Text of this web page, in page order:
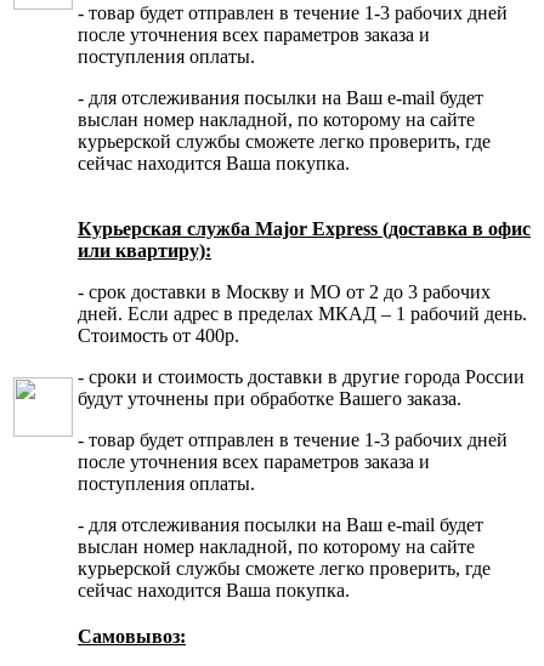
- товар будет отправлен в течение 1-3 рабочих дней
после уточнения всех параметров заказа и
поступления оплаты.
- для отслеживания посылки на Ваш e-mail будет
выслан номер накладной, по которому на сайте
курьерской службы сможете легко проверить, где
сейчас находится Ваша покупка.
Курьерская служба Major Express (доставка в офис
или квартиру):
- срок доставки в Москву и МО от 2 до 3 рабочих
дней. Если адрес в пределах МКАД – 1 рабочий день.
Стоимость от 400р.
- сроки и стоимость доставки в другие города России
будут уточнены при обработке Вашего заказа.
- товар будет отправлен в течение 1-3 рабочих дней
после уточнения всех параметров заказа и
поступления оплаты.
- для отслеживания посылки на Ваш e-mail будет
выслан номер накладной, по которому на сайте
курьерской службы сможете легко проверить, где
сейчас находится Ваша покупка.
Самовывоз: